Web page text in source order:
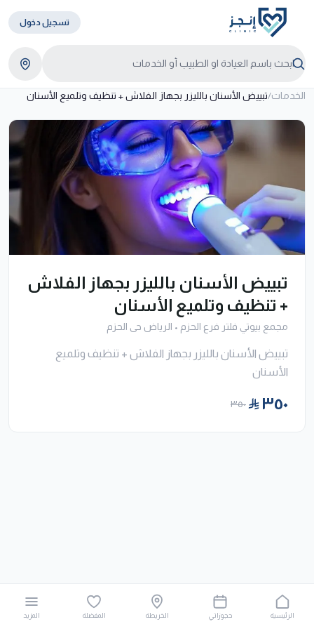
تسجيل دخول
الخدمات/تبييض الأسنان بالليزر بجهاز الفلاش + تنظيف وتلميع الأسنان
تبييض الأسنان بالليزر بجهاز الفلاش
+ تنظيف وتلميع الأسنان
مجمع بيوتي فلتر فرع الحزم • الرياض حى الحزم
تبييض الأسنان بالليزر بجهاز الفلاش + تنظيف وتلميع
الأسنان
٣٥٠ ٣٥٠
الرئيسية حجوزاتي الخريطة المفضلة المزيد